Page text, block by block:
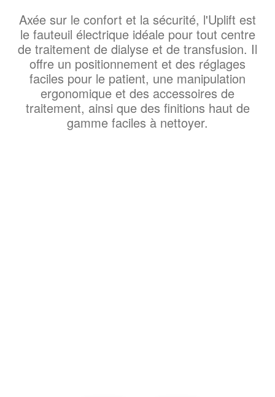
Axée sur le confort et la sécurité, l'Uplift est
le fauteuil électrique idéale pour tout centre
de traitement de dialyse et de transfusion. Il
offre un positionnement et des réglages
faciles pour le patient, une manipulation
ergonomique et des accessoires de
traitement, ainsi que des finitions haut de
gamme faciles à nettoyer.